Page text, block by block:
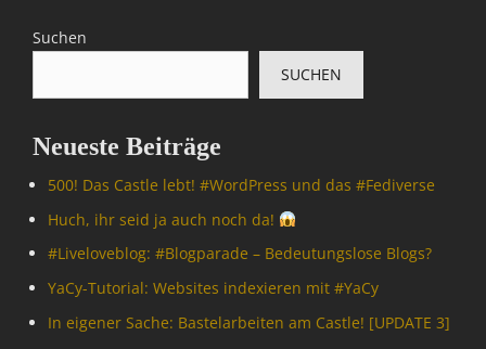
Suchen
SUCHEN
Neueste Beiträge
500! Das Castle lebt! #WordPress und das #Fediverse
Huch, ihr seid ja auch noch da!
#Livelove­blog: #Blogparade – Bedeutungslose Blogs?
YaCy-Tutorial: Websites indexieren mit #YaCy
In eigener Sache: Bastelarbeiten am Castle! [UPDATE 3]